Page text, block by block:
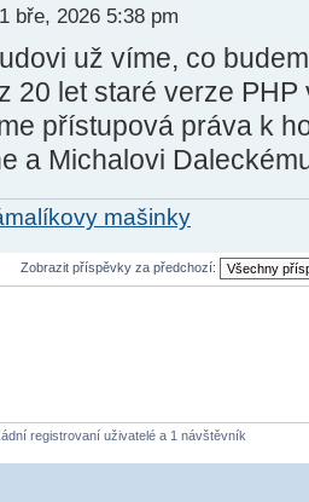
bře, 2026 5:38 pm
už víme, co
20 let staré verze PHP
přístupová práva k
a Michalovi
mašinky
Zobrazit příspěvky za předchozí:
registrovaní uživatelé a 1 návštěvník